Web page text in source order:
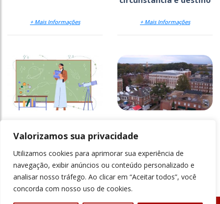
Valorizamos sua privacidade
Utilizamos cookies para aprimorar sua experiência de
navegação, exibir anúncios ou conteúdo personalizado e
analisar nosso tráfego. Ao clicar em “Aceitar todos”, você
concorda com nosso uso de cookies.
+ Mais Informações + Mais Informações
empregabilidade nas
licenciaturas
+ Mais Informações
desmantelam
programas de equidade
+ Mais Informações